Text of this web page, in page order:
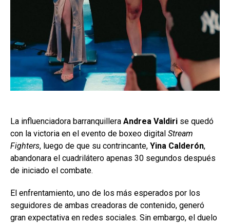
La influenciadora barranquillera Andrea Valdiri se quedó
con la victoria en el evento de boxeo digital Stream
Fighters, luego de que su contrincante, Yina Calderón,
abandonara el cuadrilátero apenas 30 segundos después
de iniciado el combate.
El enfrentamiento, uno de los más esperados por los
seguidores de ambas creadoras de contenido, generó
gran expectativa en redes sociales. Sin embargo, el duelo